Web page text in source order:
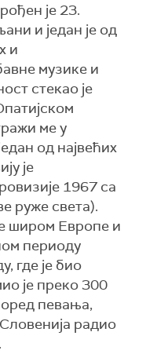
је 23.
и један је од
и
музике и
стекао је
ме у
од највећих
је
1967 са
руже света).
широм Европе и
периоду
где је био
је преко 300
певања,
радио